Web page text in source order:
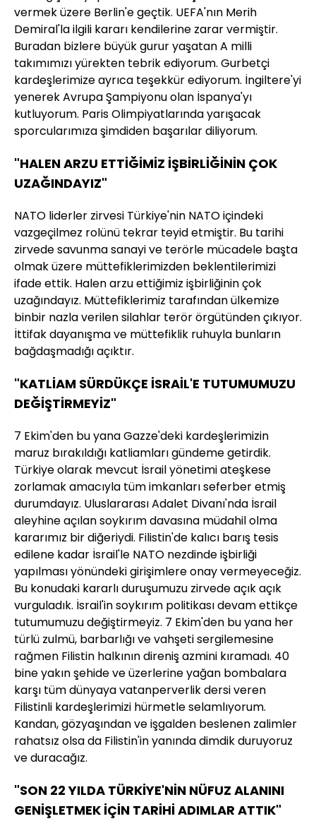
vermek üzere Berlin'e geçtik. UEFA'nın Merih
Demiral'la ilgili kararı kendilerine zarar vermiştir.
Buradan bizlere büyük gurur yaşatan A milli
takımımızı yürekten tebrik ediyorum. Gurbetçi
kardeşlerimize ayrıca teşekkür ediyorum. İngiltere'yi
yenerek Avrupa Şampiyonu olan İspanya'yı
kutluyorum. Paris Olimpiyatlarında yarışacak
sporcularımıza şimdiden başarılar diliyorum.
"HALEN ARZU ETTİĞİMİZ İŞBİRLİĞİNİN ÇOK
UZAĞINDAYIZ"
NATO liderler zirvesi Türkiye'nin NATO içindeki
vazgeçilmez rolünü tekrar teyid etmiştir. Bu tarihi
zirvede savunma sanayi ve terörle mücadele başta
olmak üzere müttefiklerimizden beklentilerimizi
ifade ettik. Halen arzu ettiğimiz işbirliğinin çok
uzağındayız. Müttefiklerimiz tarafından ülkemize
binbir nazla verilen silahlar terör örgütünden çıkıyor.
İttifak dayanışma ve müttefiklik ruhuyla bunların
bağdaşmadığı açıktır.
"KATLİAM SÜRDÜKÇE İSRAİL'E TUTUMUMUZU
DEĞİŞTİRMEYİZ"
7 Ekim'den bu yana Gazze'deki kardeşlerimizin
maruz bırakıldığı katliamları gündeme getirdik.
Türkiye olarak mevcut İsrail yönetimi ateşkese
zorlamak amacıyla tüm imkanları seferber etmiş
durumdayız. Uluslararası Adalet Divanı'nda İsrail
aleyhine açılan soykırım davasına müdahil olma
kararımız bir diğeriydi. Filistin'de kalıcı barış tesis
edilene kadar İsrail'le NATO nezdinde işbirliği
yapılması yönündeki girişimlere onay vermeyeceğiz.
Bu konudaki kararlı duruşumuzu zirvede açık açık
vurguladık. İsrail'in soykırım politikası devam ettikçe
tutumumuzu değiştirmeyiz. 7 Ekim'den bu yana her
türlü zulmü, barbarlığı ve vahşeti sergilemesine
rağmen Filistin halkının direniş azmini kıramadı. 40
bine yakın şehide ve üzerlerine yağan bombalara
karşı tüm dünyaya vatanperverlik dersi veren
Filistinli kardeşlerimizi hürmetle selamlıyorum.
Kandan, gözyaşından ve işgalden beslenen zalimler
rahatsız olsa da Filistin'in yanında dimdik duruyoruz
ve duracağız.
"SON 22 YILDA TÜRKİYE'NİN NÜFUZ ALANINI
GENİŞLETMEK İÇİN TARİHİ ADIMLAR ATTIK"